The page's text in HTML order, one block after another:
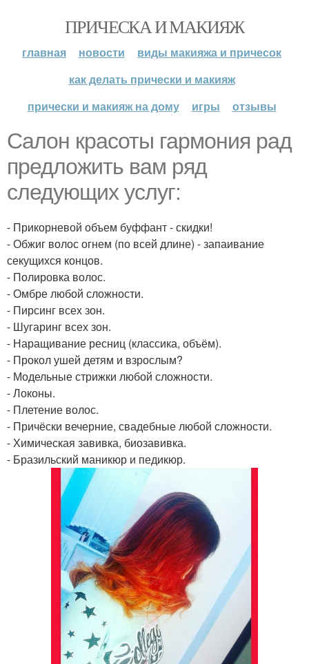
ПРИЧЕСКА И МАКИЯЖ
главная новости
виды макияжа и причесок
как делать прически и макияж
прически и макияж на дому
игры отзывы
Салон красоты гармония рад
предложить вам ряд
следующих услуг:
- Прикорневой объем буффант - скидки!
- Обжиг волос огнем (по всей длине) - запаивание
секущихся концов.
- Полировка волос.
- Омбре любой сложности.
- Пирсинг всех зон.
- Шугаринг всех зон.
- Наращивание ресниц (классика, объём).
- Прокол ушей детям и взрослым?
- Модельные стрижки любой сложности.
- Локоны.
- Плетение волос.
- Причёски вечерние, свадебные любой сложности.
- Химическая завивка, биозавивка.
- Бразильский маникюр и педикюр.